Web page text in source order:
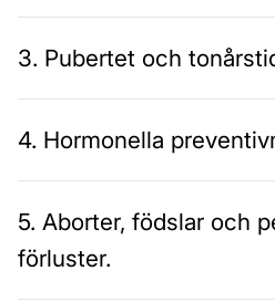
3. Pubertet och
4. Hormonella
5. Aborter, födslar och
förluster.